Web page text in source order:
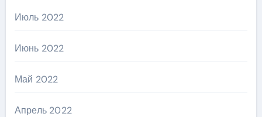
Июль 2022
Июнь 2022
Май 2022
Апрель 2022